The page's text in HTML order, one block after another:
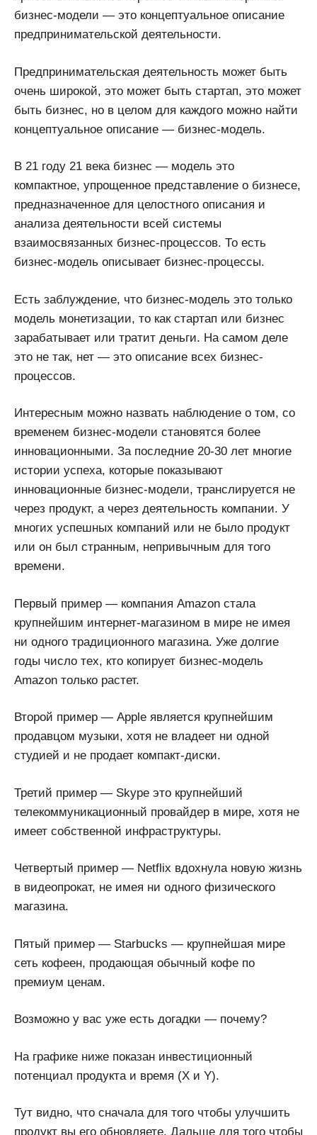
бизнес-модели — это концептуальное описание
предпринимательской деятельности.
Предпринимательская деятельность может быть
очень широкой, это может быть стартап, это может
быть бизнес, но в целом для каждого можно найти
концептуальное описание — бизнес-модель.
В 21 году 21 века бизнес — модель это
компактное, упрощенное представление о бизнесе,
предназначенное для целостного описания и
анализа деятельности всей системы
взаимосвязанных бизнес-процессов. То есть
бизнес-модель описывает бизнес-процессы.
Есть заблуждение, что бизнес-модель это только
модель монетизации, то как стартап или бизнес
зарабатывает или тратит деньги. На самом деле
это не так, нет — это описание всех бизнес-
процессов.
Интересным можно назвать наблюдение о том, со
временем бизнес-модели становятся более
инновационными. За последние 20-30 лет многие
истории успеха, которые показывают
инновационные бизнес-модели, транслируется не
через продукт, а через деятельность компании. У
многих успешных компаний или не было продукт
или он был странным, непривычным для того
времени.
Первый пример — компания Amazon стала
крупнейшим интернет-магазином в мире не имея
ни одного традиционного магазина. Уже долгие
годы число тех, кто копирует бизнес-модель
Amazon только растет.
Второй пример — Apple является крупнейшим
продавцом музыки, хотя не владеет ни одной
студией и не продает компакт-диски.
Третий пример — Skype это крупнейший
телекоммуникационный провайдер в мире, хотя не
имеет собственной инфраструктуры.
Четвертый пример — Netflix вдохнула новую жизнь
в видеопрокат, не имея ни одного физического
магазина.
Пятый пример — Starbucks — крупнейшая мире
сеть кофеен, продающая обычный кофе по
премиум ценам.
Возможно у вас уже есть догадки — почему?
На графике ниже показан инвестиционный
потенциал продукта и время (X и Y).
Тут видно, что сначала для того чтобы улучшить
продукт вы его обновляете. Дальше для того чтобы